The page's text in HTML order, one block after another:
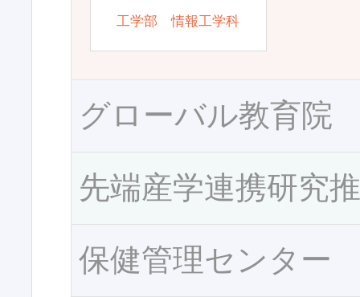
工学部 情報工学科
グローバル教育院
先端産学連携研究
保健管理センター